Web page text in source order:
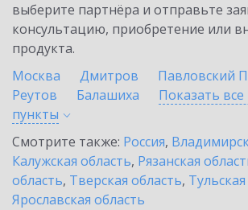
выберите партнёра и отправьте
консультацию, приобретение или
продукта.
Москва
Дмитров
Павловский
Реутов
Балашиха
Показать
пункты
Смотрите также: Россия,
Калужская область, Рязанская
область, Тверская область,
Ярославская область